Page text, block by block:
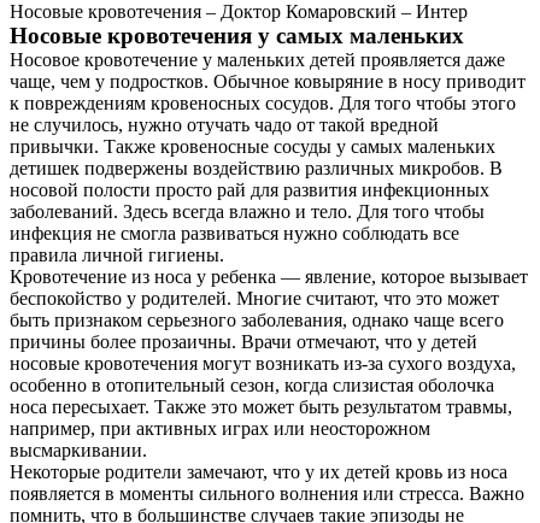
Носовые кровотечения – Доктор Комаровский – Интер
Носовые кровотечения у самых маленьких
Носовое кровотечение у маленьких детей проявляется даже
чаще, чем у подростков. Обычное ковыряние в носу приводит
к повреждениям кровеносных сосудов. Для того чтобы этого
не случилось, нужно отучать чадо от такой вредной
привычки. Также кровеносные сосуды у самых маленьких
детишек подвержены воздействию различных микробов. В
носовой полости просто рай для развития инфекционных
заболеваний. Здесь всегда влажно и тело. Для того чтобы
инфекция не смогла развиваться нужно соблюдать все
правила личной гигиены.
Кровотечение из носа у ребенка — явление, которое вызывает
беспокойство у родителей. Многие считают, что это может
быть признаком серьезного заболевания, однако чаще всего
причины более прозаичны. Врачи отмечают, что у детей
носовые кровотечения могут возникать из-за сухого воздуха,
особенно в отопительный сезон, когда слизистая оболочка
носа пересыхает. Также это может быть результатом травмы,
например, при активных играх или неосторожном
высмаркивании.
Некоторые родители замечают, что у их детей кровь из носа
появляется в моменты сильного волнения или стресса. Важно
помнить, что в большинстве случаев такие эпизоды не